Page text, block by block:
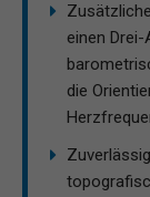
einen
die